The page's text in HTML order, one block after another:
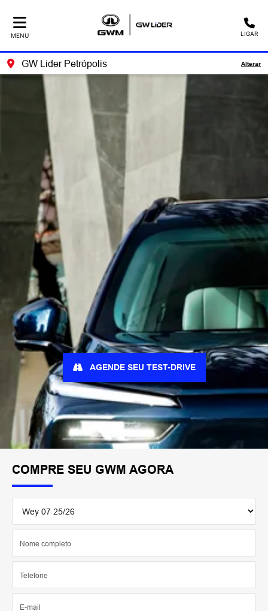
MENU LIGAR
GW Lider Petrópolis Alterar
COMPRE SEU GWM AGORA
AGENDE SEU TEST-DRIVE